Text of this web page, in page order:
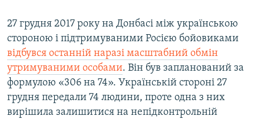
27 грудня 2017 року на Донбасі між українською
стороною і підтримуваними Росією бойовиками
відбувся останній наразі масштабний обмін
утримуваними особами. Він був запланований за
формулою «306 на 74». Українській стороні 27
грудня передали 74 людини, проте одна з них
вирішила залишитися на непідконтрольній